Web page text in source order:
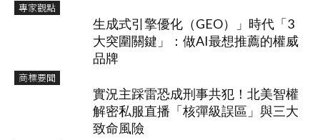
專家觀點
生成式引擎優化（GEO）」時代「3
大突圍關鍵」：做AI最想推薦的權威
品牌
商標要聞
實況主踩雷恐成刑事共犯！北美智權
解密私服直播「核彈級誤區」與三大
致命風險